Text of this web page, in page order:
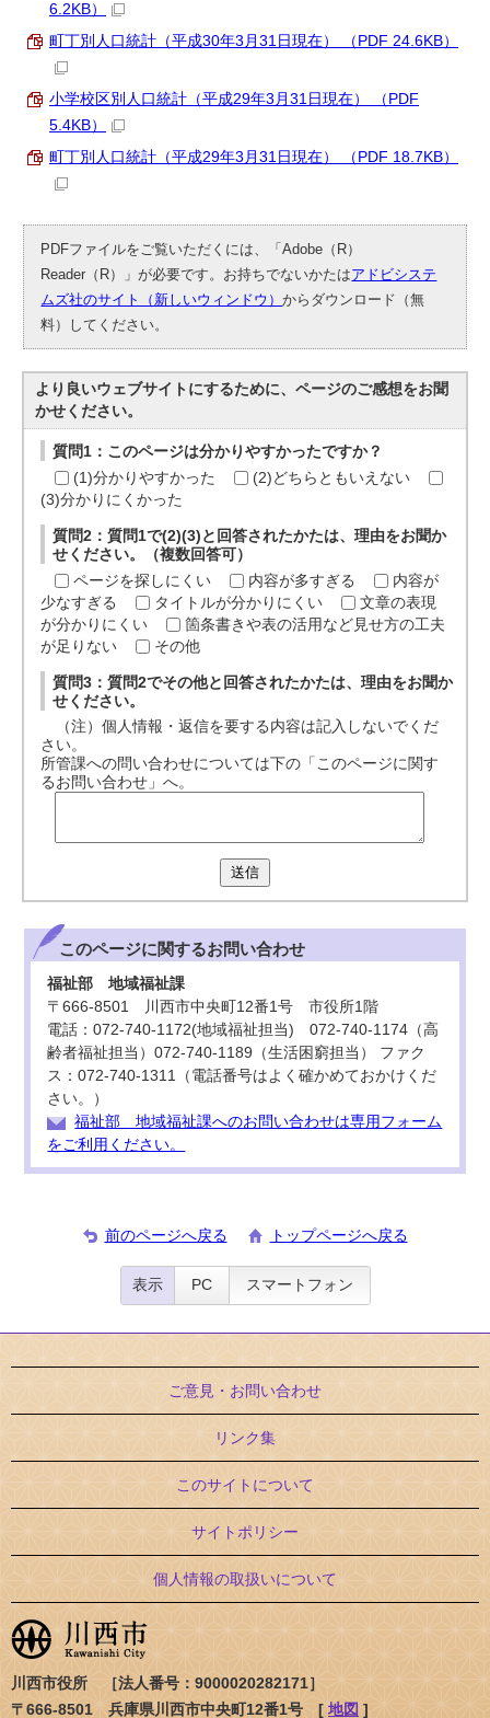
6.2KB）
町丁別人口統計（平成30年3月31日現在） （PDF 24.6KB）
小学校区別人口統計（平成29年3月31日現在） （PDF
5.4KB）
町丁別人口統計（平成29年3月31日現在） （PDF 18.7KB）
PDFファイルをご覧いただくには、「Adobe（R）
Reader（R）」が必要です。お持ちでないかたはアドビシステ
ムズ社のサイト（新しいウィンドウ）からダウンロード（無
料）してください。
より良いウェブサイトにするために、ページのご感想をお聞
かせください。
質問1：このページは分かりやすかったですか？
(1)分かりやすかった
(2)どちらともいえない
(3)分かりにくかった
質問2：質問1で(2)(3)と回答されたかたは、理由をお聞か
せください。（複数回答可）
ページを探しにくい
内容が多すぎる
内容が
少なすぎる
タイトルが分かりにくい
文章の表現
が分かりにくい
箇条書きや表の活用など見せ方の工夫
が足りない
その他
質問3：質問2でその他と回答されたかたは、理由をお聞か
せください。
（注）個人情報・返信を要する内容は記入しないでくだ
さい。
所管課への問い合わせについては下の「このページに関す
るお問い合わせ」へ。
送信
このページに関するお問い合わせ
福祉部 地域福祉課
〒666-8501 川西市中央町12番1号 市役所1階
電話：072-740-1172(地域福祉担当) 072-740-1174（高
齢者福祉担当）072-740-1189（生活困窮担当） ファク
ス：072-740-1311（電話番号はよく確かめておかけくだ
さい。）
福祉部 地域福祉課へのお問い合わせは専用フォーム
をご利用ください。
前のページへ戻る トップページへ戻る
表示 PC スマートフォン
ご意見・お問い合わせ
リンク集
このサイトについて
サイトポリシー
個人情報の取扱いについて
川西市役所 ［法人番号：9000020282171］
〒666-8501 兵庫県川西市中央町12番1号 [ 地図 ]